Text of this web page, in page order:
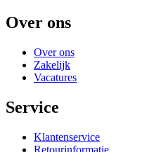
Over ons
Over ons
Zakelijk
Vacatures
Service
Klantenservice
Retourinformatie